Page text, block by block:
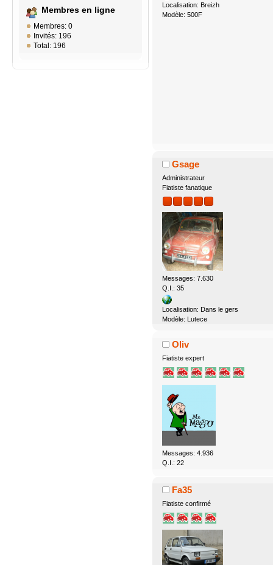
Membres en ligne
Membres: 0
Invités: 196
Total: 196
Localisation: Breizh
Modèle: 500F
Gsage
Administrateur
Fiatiste fanatique
Messages: 7.630
Q.I.: 35
Localisation: Dans le gers
Modèle: Lutece
Oliv
Fiatiste expert
Messages: 4.936
Q.I.: 22
Fa35
Fiatiste confirmé